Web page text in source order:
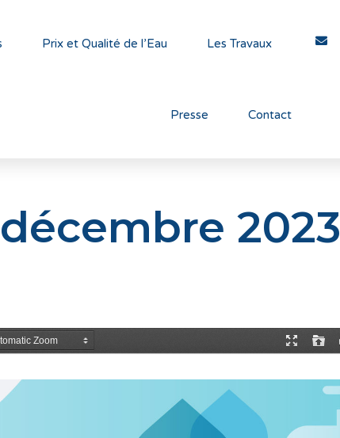
Prix et Qualité de l’Eau Les Travaux
Presse Contact
2023